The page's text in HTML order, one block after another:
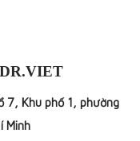
Khu phố 1, phường
Minh